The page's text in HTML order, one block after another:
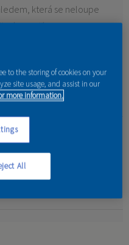
která se neloupe
a nepřízni
to the storing of cookies on your
site usage, and assist in our
more information.
All